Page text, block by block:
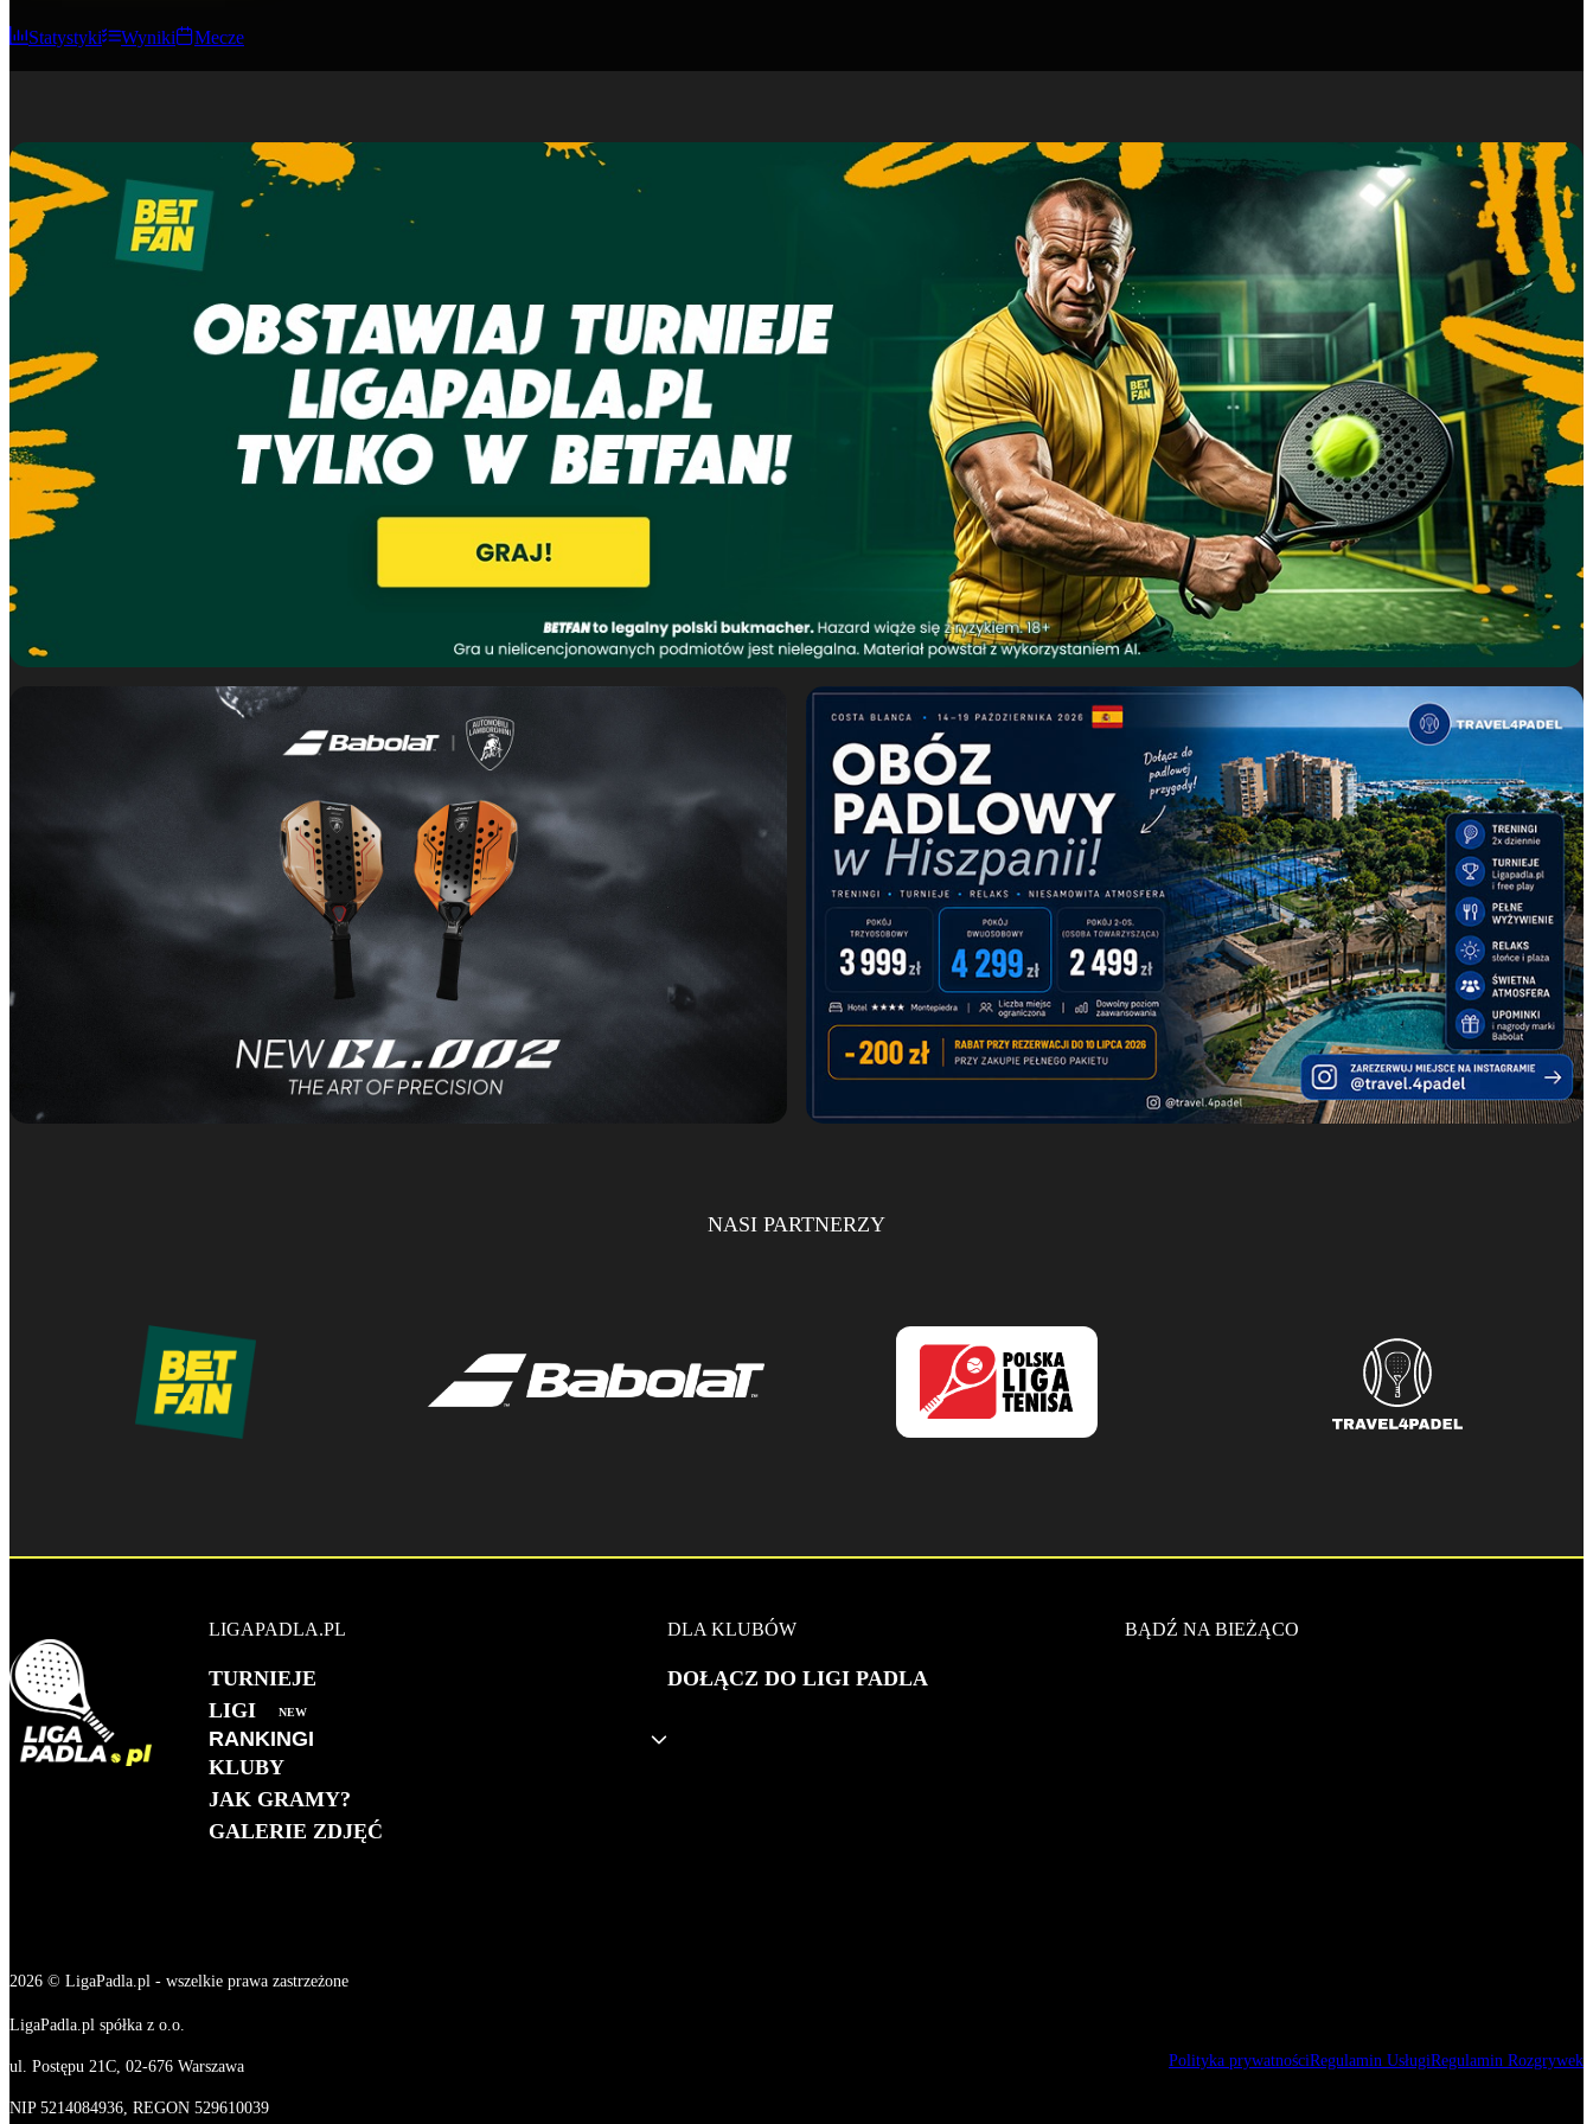
Statystyki Wyniki Mecze
NASI PARTNERZY
LIGAPADLA.PL
TURNIEJE
LIGI
NEW
RANKINGI
MĘŻCZYZN 2026
KOBIET 2026
KLUBY
JAK GRAMY?
GALERIE ZDJĘĆ
DLA KLUBÓW
DOŁĄCZ DO LIGI PADLA
BĄDŹ NA BIEŻĄCO
Polityka prywatnościRegulamin UsługiRegulamin Rozgrywek
2026 © LigaPadla.pl - wszelkie prawa zastrzeżone
LigaPadla.pl spółka z o.o.
ul. Postępu 21C, 02-676 Warszawa
NIP 5214084936, REGON 529610039